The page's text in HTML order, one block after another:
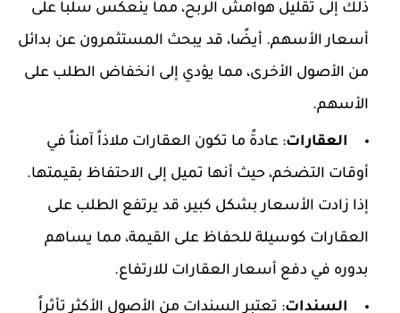
ذلك إلى تقليل هوامش الربح، مما ينعكس سلباً على
أسعار الأسهم. أيضًا، قد يبحث المستثمرون عن بدائل
من الأصول الأخرى، مما يؤدي إلى انخفاض الطلب على
الأسهم.
العقارات: عادةً ما تكون العقارات ملاذاً آمناً في
أوقات التضخم، حيث أنها تميل إلى الاحتفاظ بقيمتها.
إذا زادت الأسعار بشكل كبير، قد يرتفع الطلب على
العقارات كوسيلة للحفاظ على القيمة، مما يساهم
بدوره في دفع أسعار العقارات للارتفاع.
السندات: تعتبر السندات من الأصول الأكثر تأثراً